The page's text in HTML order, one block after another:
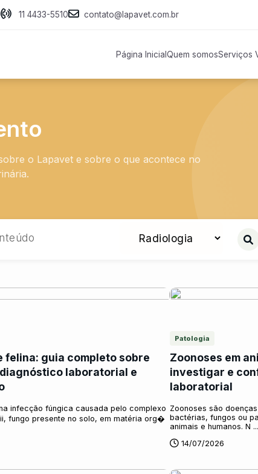
11 4433-5510 contato@lapavet.com.br
Página Inicial Quem somosServiços
o Lapavet e sobre o que acontece no
felina: guia completo sobre
laboratorial e
infecção fúngica causada pelo complexo
fungo presente no solo, em matéria org�
Patologia
Zoonoses em
investigar e
laboratorial
Zoonoses são
bactérias, fungos ou
animais e humanos. N ...
14/07/2026